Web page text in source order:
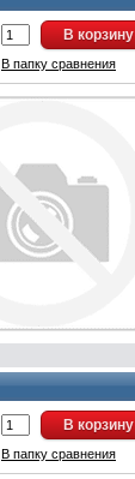
В корзину
В папку сравнения
В корзину
В папку сравнения